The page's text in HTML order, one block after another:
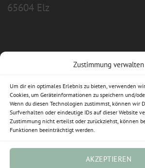
Zustimmung verwalten
Um dir ein optimales Erlebnis zu bieten, verwenden
Cookies, um Geräteinformationen zu speichern und/
Wenn du diesen Technologien zustimmst, können wir
Surfverhalten oder eindeutige IDs auf dieser Website
Zustimmung nicht erteilst oder zurückziehst, können
Funktionen beeinträchtigt werden.
AKZEPTIEREN
65604 Elz
Allgemeine
Impressum
Datenschutzerklärung
Widerrufsbelehrung
Cookie-Richtlinie (EU)